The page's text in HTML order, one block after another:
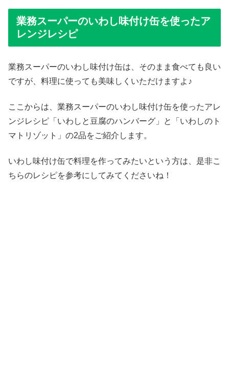
業務スーパーのいわし味付け缶を使ったア
レンジレシピ
業務スーパーのいわし味付け缶は、そのまま食べても良い
ですが、料理に使っても美味しくいただけますよ♪
ここからは、業務スーパーのいわし味付け缶を使ったアレ
ンジレシピ「いわしと豆腐のハンバーグ」と「いわしのト
マトリゾット」の2品をご紹介します。
いわし味付け缶で料理を作ってみたいという方は、是非こ
ちらのレシピを参考にしてみてくださいね！